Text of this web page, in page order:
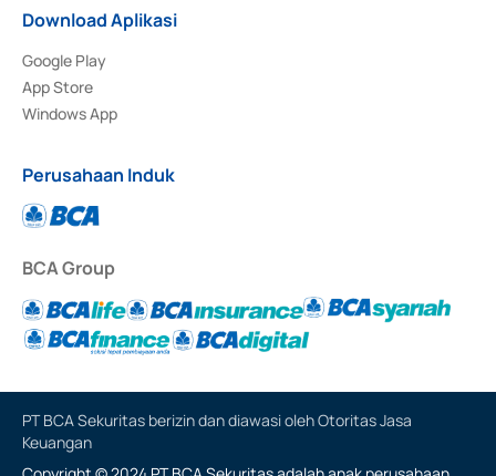
Download Aplikasi
Google Play
App Store
Windows App
Perusahaan Induk
BCA Group
PT BCA Sekuritas berizin dan diawasi oleh Otoritas Jasa
Keuangan